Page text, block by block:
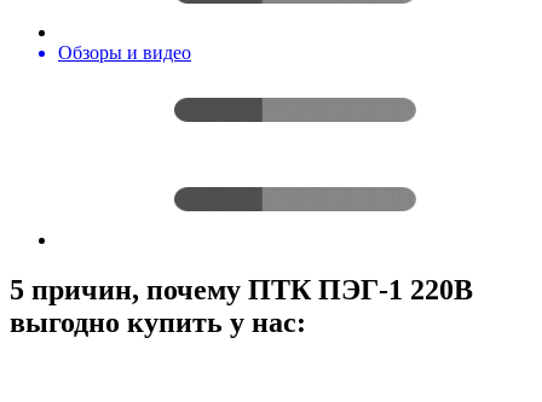
Обзоры и видео
5 причин, почему ПТК ПЭГ-1 220В
выгодно купить у нас: